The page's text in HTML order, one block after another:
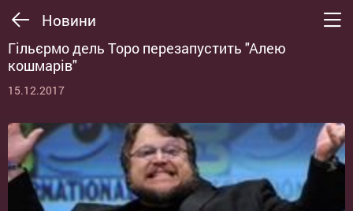
Новини
Гільєрмо дель Торо перезапустить "Алею
кошмарів"
15.12.2017